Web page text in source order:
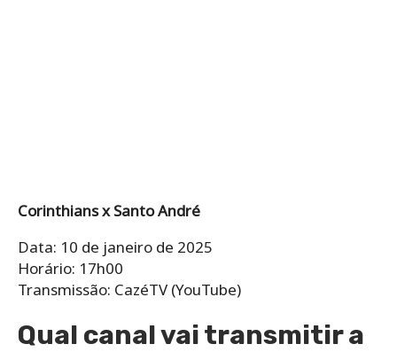
Corinthians x Santo André
Data: 10 de janeiro de 2025
Horário: 17h00
Transmissão: CazéTV (YouTube)
Qual canal vai transmitir a